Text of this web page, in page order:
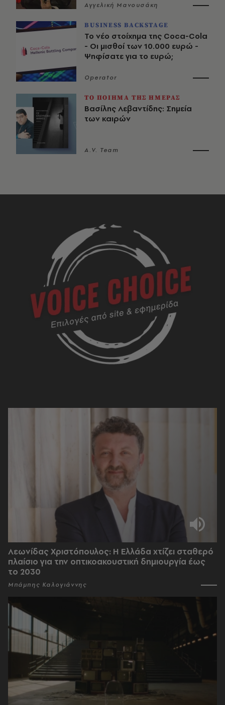
Αγγελική Μανουσάκη
BUSINESS BACKSTAGE
Το νέο στοίχημα της Coca-Cola
- Οι μισθοί των 10.000 ευρώ -
Ψηφίσατε για το ευρώ;
Operator
ΤΟ ΠΟΙΗΜΑ ΤΗΣ ΗΜΕΡΑΣ
Βασίλης Λεβαντίδης: Σημεία
των καιρών
A.V. Team
Λεωνίδας Χριστόπουλος: Η Ελλάδα χτίζει σταθερό
πλαίσιο για την οπτικοακουστική δημιουργία έως
το 2030
Μπάμπης Καλογιάννης